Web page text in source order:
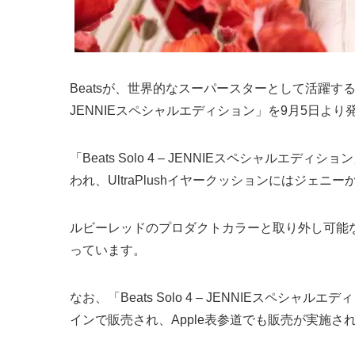
Beatsが、世界的なスーパースターとして活躍す
JENNIEスペシャルエディション」を9月5日より
「Beats Solo 4 – JENNIEスペシャルエディショ
われ、UltraPlushイヤークッションにはジェニー
ルビーレッドのプロダクトカラーと取り外し可
っています。
なお、「Beats Solo 4 – JENNIEスペシャルエデ
インで販売され、Apple表参道でも販売が実施され